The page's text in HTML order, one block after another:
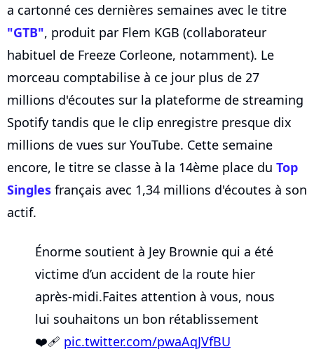
a cartonné ces dernières semaines avec le titre
"GTB", produit par Flem KGB (collaborateur
habituel de Freeze Corleone, notamment). Le
morceau comptabilise à ce jour plus de 27
millions d'écoutes sur la plateforme de streaming
Spotify tandis que le clip enregistre presque dix
millions de vues sur YouTube. Cette semaine
encore, le titre se classe à la 14ème place du Top
Singles français avec 1,34 millions d'écoutes à son
actif.
Énorme soutient à Jey Brownie qui a été
victime d’un accident de la route hier
après-midi.Faites attention à vous, nous
lui souhaitons un bon rétablissement
❤️‍🩹 pic.twitter.com/pwaAqJVfBU